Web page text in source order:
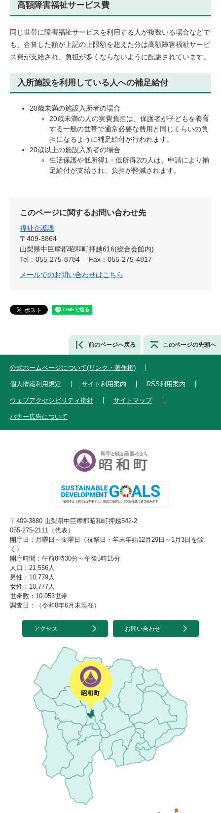
高額障害福祉サービス費
同じ世帯に障害福祉サービスを利用する人が複数いる場合などで
も、合算した額が上記の上限額を超えた分は高額障害福祉サービ
ス費が支給され、負担が多くならないように配慮されています。
入所施設を利用している人への補足給付
20歳未満の施設入所者の場合
20歳未満の人の実費負担は、保護者が子どもを養育
する一般の世帯で通常必要な費用と同じくらいの負
担になるように補足給付が行われます。
20歳以上の施設入所者の場合
生活保護や低所得1・低所得2の人は、申請により補
足給付が支給され、負担が軽減されます。
このページに関するお問い合わせ先
福祉介護課
〒409-3864
山梨県中巨摩郡昭和町押越616(総合会館内)
Tel：055-275-8784
Fax：055-275-4817
メールでのお問い合わせはこちら
前のページへ戻る このページの先頭へ
公式ホームページについて(リンク・著作権)
個人情報利用規定 サイト利用案内 RSS利用案内
ウェブアクセシビリティ指針 サイトマップ
バナー広告について
〒409-3880 山梨県中巨摩郡昭和町押越542-2
055-275-2111（代表）
開庁日：月曜日～金曜日（祝祭日・年末年始12月29日～1月3日を除
く）
開庁時間：午前8時30分～午後5時15分
人口：21,556人
男性：10,779人
女性：10,777人
世帯数：10,053世帯
調査日：（令和8年6月末現在）
アクセス お問い合わせ